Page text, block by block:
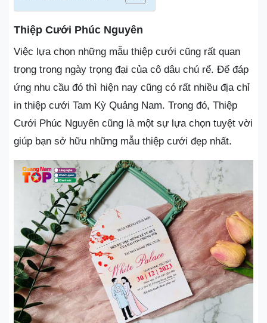
Thiệp Cưới Phúc Nguyên
Việc lựa chọn những mẫu thiệp cưới cũng rất quan
trọng trong ngày trọng đại của cô dâu chú rể. Để đáp
ứng nhu cầu đó thì hiện nay cũng có rất nhiều địa chỉ
in thiệp cưới Tam Kỳ Quảng Nam. Trong đó, Thiệp
Cưới Phúc Nguyên cũng là một sự lựa chọn tuyệt vời
giúp bạn sở hữu những mẫu thiệp cưới đẹp nhất.